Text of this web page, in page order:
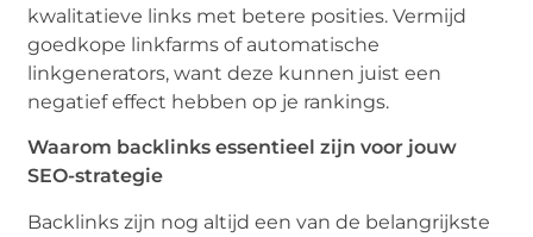
kwalitatieve links met betere posities. Vermijd
goedkope linkfarms of automatische
linkgenerators, want deze kunnen juist een
negatief effect hebben op je rankings.
Waarom backlinks essentieel zijn voor jouw
SEO-strategie
Backlinks zijn nog altijd een van de belangrijkste